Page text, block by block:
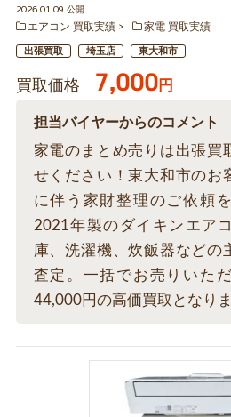
2026.01.09 公開
エアコン 買取実績
家電 買取実績
出張買取 埼玉店 東大和市
買取価格 7,000円
担当バイヤーからのコメント
家電のまとめ売りは出張買
せください！東大和市のお
に伴う家財整理のご依頼
2021年製のダイキンエア
庫、洗濯機、炊飯器などの
査定。一括でお売りいた
44,000円の高価買取となりま